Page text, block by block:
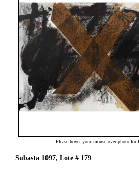
Please hover your mouse over photo for
Subasta 1097, Lote # 179